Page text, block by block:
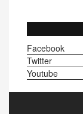
Facebook
Twitter
Youtube